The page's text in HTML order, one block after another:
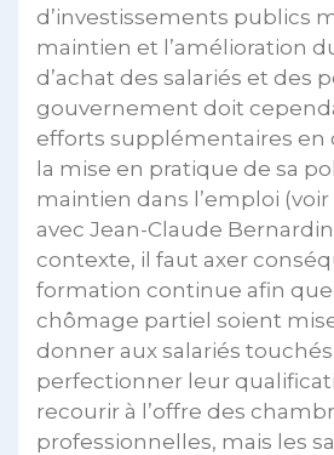
d’investissements publics
maintien et l’amélioration
d’achat des salariés et des
gouvernement doit
efforts supplémentaires en
la mise en pratique de sa
maintien dans l’emploi (voir
avec Jean-Claude
contexte, il faut axer
formation continue afin
chômage partiel soient
donner aux salariés
perfectionner leur
recourir à l’offre des
professionnelles, mais les